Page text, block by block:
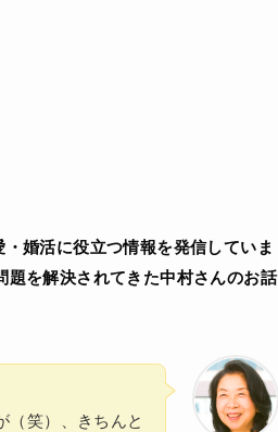
婚活に役立つ情報を発信していま
を解決されてきた中村さんのお話
（笑）、きちんと